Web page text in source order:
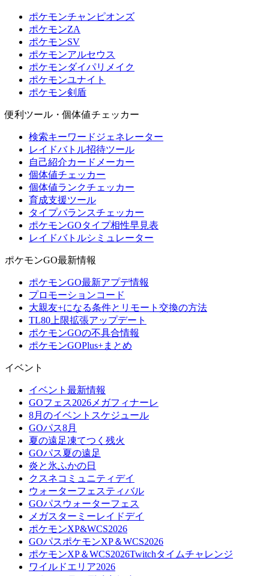
ポケモンチャンピオンズ
ポケモンZA
ポケモンSV
ポケモンアルセウス
ポケモンダイパリメイク
ポケモンユナイト
ポケモン剣盾
便利ツール・個体値チェッカー
検索キーワードジェネレーター
レイドバトル招待ツール
自己紹介カードメーカー
個体値チェッカー
個体値ランクチェッカー
育成支援ツール
タイプバランスチェッカー
ポケモンGOタイプ相性早見表
レイドバトルシミュレーター
ポケモンGO最新情報
ポケモンGO最新アプデ情報
プロモーションコード
大親友+になる条件とリモート交換の方法
TL80上限拡張アップデート
ポケモンGOの不具合情報
ポケモンGOPlus+まとめ
イベント
イベント最新情報
GOフェス2026メガフィナーレ
8月のイベントスケジュール
GOパス8月
夏の遠足凍てつく残火
GOパス夏の遠足
炎と氷ふかの日
クスネコミュニティデイ
ウォーターフェスティバル
GOパスウォーターフェス
メガスターミーレイドデイ
ポケモンXP&WCS2026
GOパスポケモンXP＆WCS2026
ポケモンXP＆WCS2026Twitchタイムチャレンジ
ワイルドエリア2026